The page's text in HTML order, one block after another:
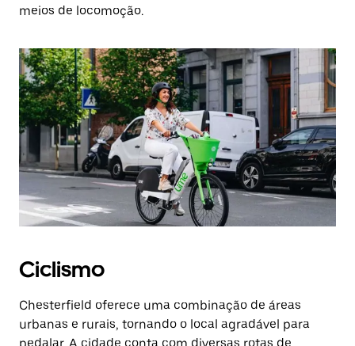
meios de locomoção.
Ciclismo
Chesterfield oferece uma combinação de áreas
urbanas e rurais, tornando o local agradável para